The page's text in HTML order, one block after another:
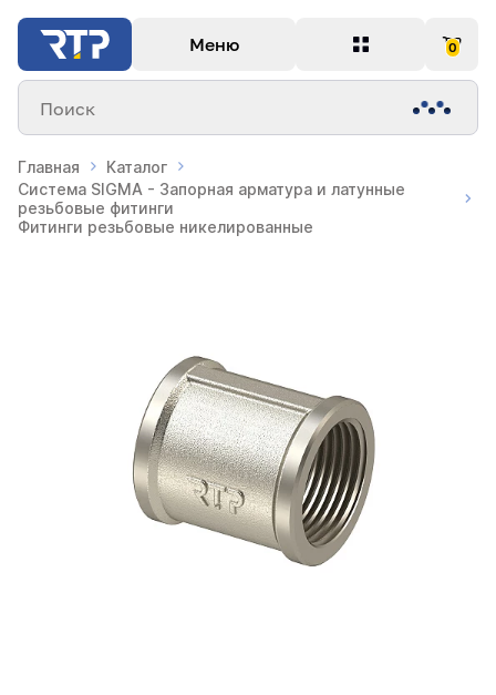
Меню 0
Поиск
Главная
Каталог
Система SIGMA - Запорная арматура и латунные
резьбовые фитинги
Фитинги резьбовые никелированные